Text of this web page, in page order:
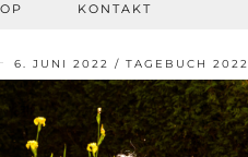
KONTAKT
6. JUNI 2022 TAGEBUCH 2022